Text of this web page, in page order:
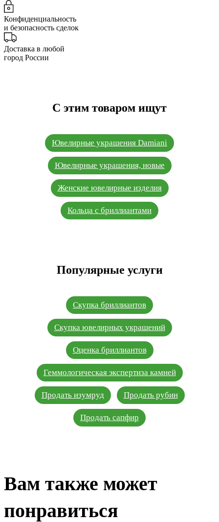
Конфиденциальность
и безопасность сделок
Доставка в любой
город России
С этим товаром ищут
Ювелирные украшения Damiani
Ювелирные украшения, новые
Женские ювелирные изделия
Кольца с бриллиантами
Популярные услуги
Скупка бриллиантов
Скупка ювелирных украшений
Оценка бриллиантов
Геммологическая экспертиза камней
Продать изумруд Продать рубин
Продать сапфир
Вам также может
понравиться